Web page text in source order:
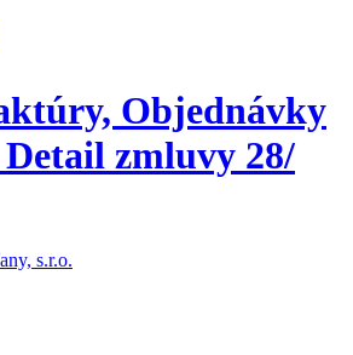
Objednávky
zmluvy 28/